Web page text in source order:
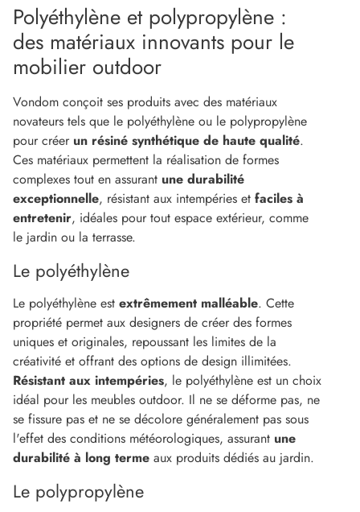
Polyéthylène et polypropylène :
des matériaux innovants pour le
mobilier outdoor
Vondom conçoit ses produits avec des matériaux
novateurs tels que le polyéthylène ou le polypropylène
pour créer un résiné synthétique de haute qualité.
Ces matériaux permettent la réalisation de formes
complexes tout en assurant une durabilité
exceptionnelle, résistant aux intempéries et faciles à
entretenir, idéales pour tout espace extérieur, comme
le jardin ou la terrasse.
Le polyéthylène
Le polyéthylène est extrêmement malléable. Cette
propriété permet aux designers de créer des formes
uniques et originales, repoussant les limites de la
créativité et offrant des options de design illimitées.
Résistant aux intempéries, le polyéthylène est un choix
idéal pour les meubles outdoor. Il ne se déforme pas, ne
se fissure pas et ne se décolore généralement pas sous
l'effet des conditions météorologiques, assurant une
durabilité à long terme aux produits dédiés au jardin.
Le polypropylène